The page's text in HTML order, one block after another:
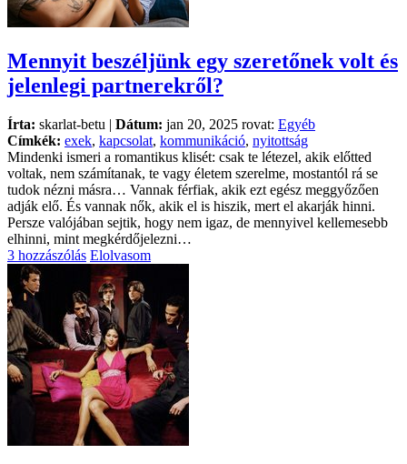
Mennyit beszéljünk egy szeretőnek volt és
jelenlegi partnerekről?
Írta: skarlat-betu | Dátum: jan 20, 2025 rovat: Egyéb
Címkék: exek, kapcsolat, kommunikáció, nyitottság
Mindenki ismeri a romantikus klisét: csak te létezel, akik előtted
voltak, nem számítanak, te vagy életem szerelme, mostantól rá se
tudok nézni másra… Vannak férfiak, akik ezt egész meggyőzően
adják elő. És vannak nők, akik el is hiszik, mert el akarják hinni.
Persze valójában sejtik, hogy nem igaz, de mennyivel kellemesebb
elhinni, mint megkérdőjelezni…
3 hozzászólás Elolvasom